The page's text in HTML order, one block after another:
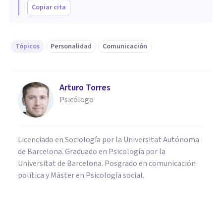
Copiar cita
Tópicos Personalidad Comunicación
Arturo Torres
Psicólogo
Licenciado en Sociología por la Universitat Autónoma
de Barcelona. Graduado en Psicología por la
Universitat de Barcelona. Posgrado en comunicación
política y Máster en Psicología social.